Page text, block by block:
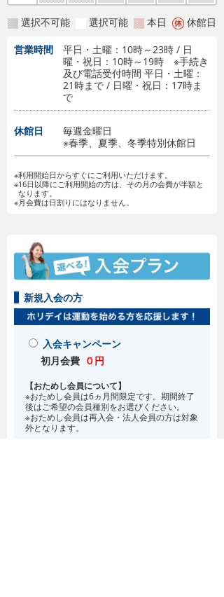
選択不可能 選択可能 本日 休館日
営業時間
平日・土曜：10時～23時 / 日
曜・祝日：10時～19時 ※手続き
及び電話受付時間 平日・土曜：
21時まで / 日曜・祝日：17時ま
で
休館日
毎週金曜日
※春季、夏季、冬季特別休館日
※利用開始日からすぐにご利用いただけます。
※16日以降にご利用開始の方は、その月の会費が半額と
なります。
※月会費は日割りにはなりません。
新規入会の方
入会キャンペーン
初月会費 ０円
【おためし会員について】
※おためし会員は6ヵ月間限定です。期間終了
後はご希望の会員種別をお選びください。
※おためし会員は再入会・法人会員の方は対象
外となります。